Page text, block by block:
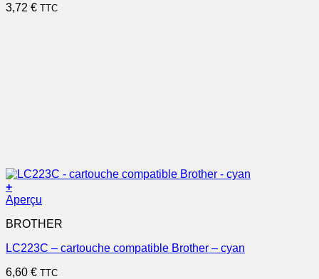
3,72 € TTC
+
Aperçu
BROTHER
LC223C – cartouche compatible Brother – cyan
6,60 € TTC